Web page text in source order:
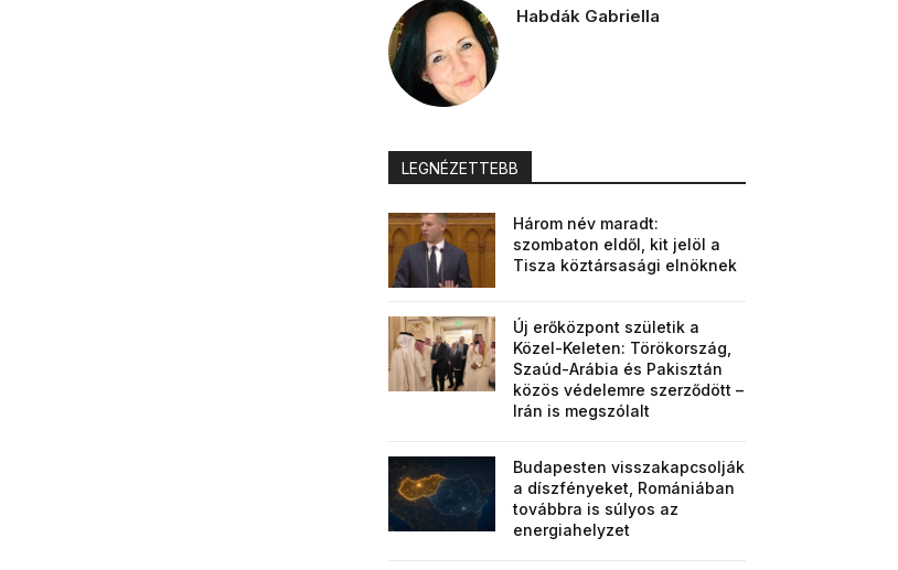
Habdák Gabriella
LEGNÉZETTEBB
Három név maradt:
szombaton eldől, kit jelöl a
Tisza köztársasági elnöknek
Új erőközpont születik a
Közel-Keleten: Törökország,
Szaúd-Arábia és Pakisztán
közös védelemre szerződött –
Irán is megszólalt
Budapesten visszakapcsolják
a díszfényeket, Romániában
továbbra is súlyos az
energiahelyzet